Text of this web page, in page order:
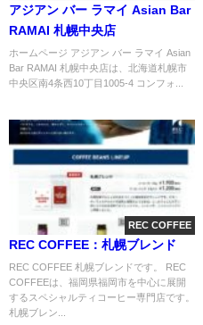
アジアン バー ラマイ Asian Bar
RAMAI 札幌中央店
ホームページ アジアン バー ラマイ Asian
Bar RAMAI 札幌中央店は、北海道札幌市
中央区南4条西10丁目1005-4 コンフォ...
REC COFFEE
REC COFFEE：札幌ブレンド
REC COFFEE 札幌ブレンドです。 REC
COFFEEは、福岡県福岡市を中心に展開
するスペシャルティコーヒー専門店です。
札幌ブレン...